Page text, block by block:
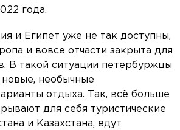
года.
и Египет уже не так доступны,
и вовсе отчасти закрыта для
В такой ситуации петербуржцы
новые, необычные
отдыха. Так, всё больше
для себя туристические
и Казахстана, едут